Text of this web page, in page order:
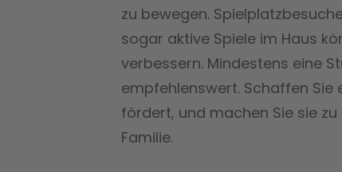
zu bewegen.
sogar aktive Spiele im Haus
verbessern. Mindestens eine
empfehlenswert. Schaffen Sie
fördert, und machen Sie sie
Familie.